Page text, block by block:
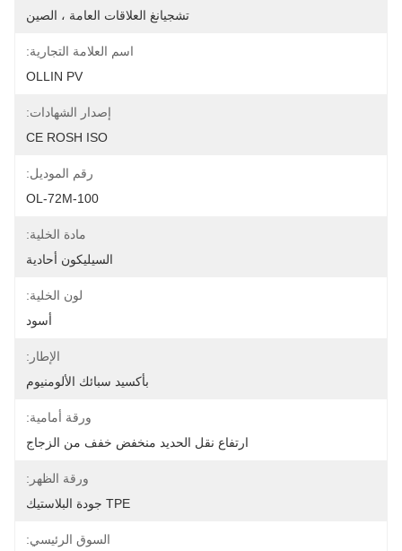
تشجيانغ العلاقات العامة ، الصين
اسم العلامة التجارية:
OLLIN PV
إصدار الشهادات:
CE ROSH ISO
رقم الموديل:
OL-72M-100
مادة الخلية:
السيليكون أحادية
لون الخلية:
أسود
الإطار:
بأكسيد سبائك الألومنيوم
ورقة أمامية:
ارتفاع نقل الحديد منخفض خفف من الزجاج
ورقة الظهر:
TPE جودة البلاستيك
السوق الرئيسي: